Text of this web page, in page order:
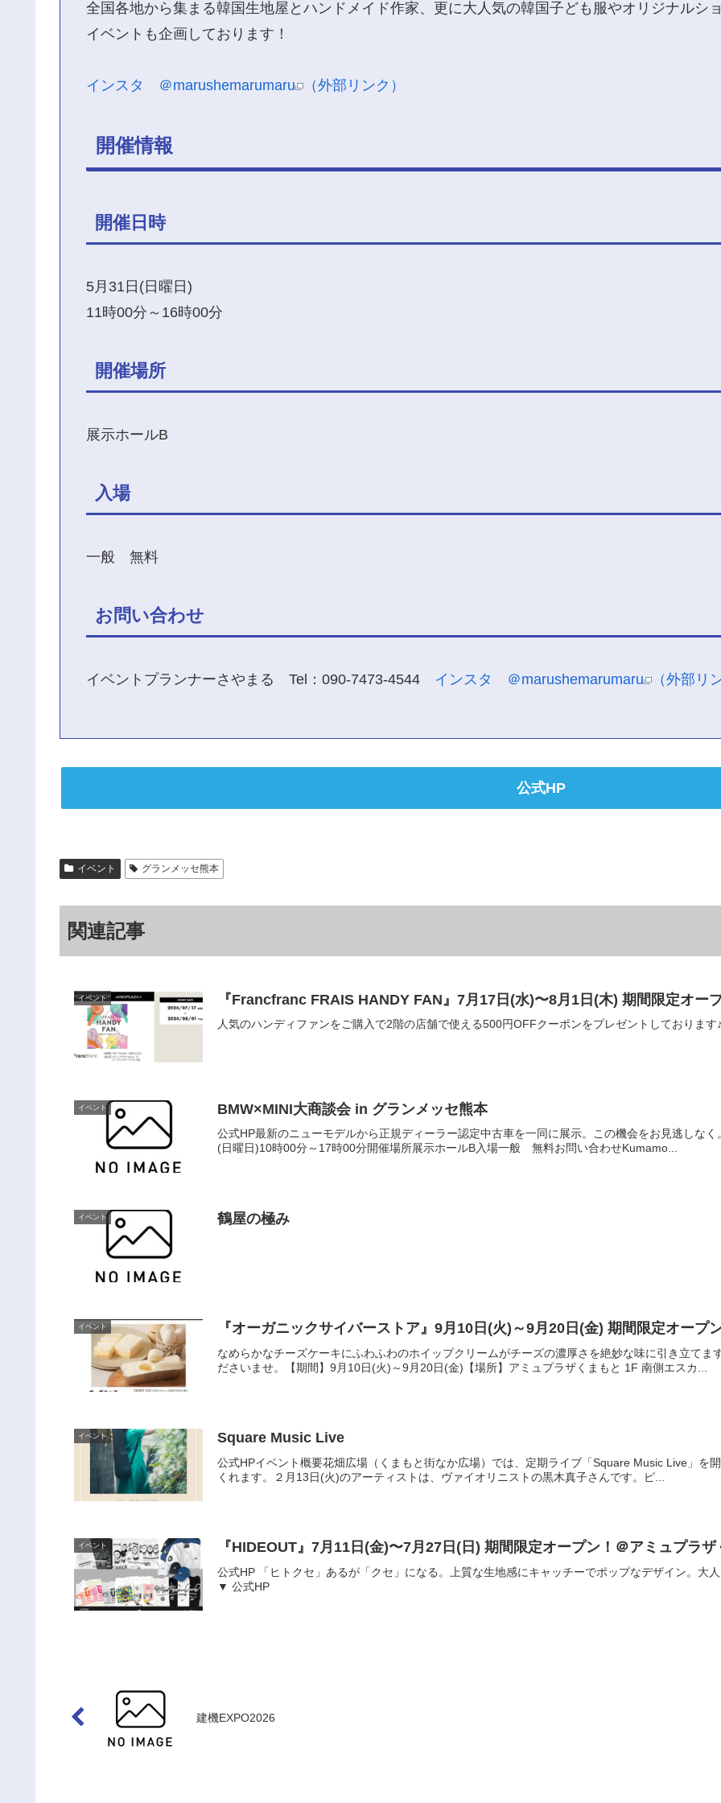
全国各地から集まる韓国生地屋とハンドメイド作家、更に大人気の韓国子ども服やオリジナルシ
イベントも企画しております！
インスタ ＠marushemarumaru （外部リンク）
開催情報
開催日時
5月31日(日曜日)
11時00分～16時00分
開催場所
展示ホールB
入場
一般 無料
お問い合わせ
イベントプランナーさやまる Tel：090-7473-4544 インスタ ＠marushemarumaru （外部リ
公式HP
イベント グランメッセ熊本
関連記事
イベント 『Francfranc FRAIS HANDY FAN』7月17日(水)〜8月1日(木) 期間限定オー
人気のハンディファンをご購入で2階の店舗で使える500円OFFクーポンをプレゼントしております
イベント BMW×MINI大商談会 in グランメッセ熊本
公式HP最新のニューモデルから正規ディーラー認定中古車を一同に展示。この機会をお見逃しな
(日曜日)10時00分～17時00分開催場所展示ホールB入場一般 無料お問い合わせKumamo...
イベント 鶴屋の極み
イベント 『オーガニックサイバーストア』9月
なめらかなチーズケーキにふわふわのホイップクリームがチーズの濃厚さを絶妙な味に引き立て
ださいませ。【期間】9月10日(火)～9月20日(金)【場所】アミュプラザくまもと 1F 南側エスカ...
イベント Square Music Live
公式HPイベント概要花畑広場（くまもと街なか広場）では、定期ライブ「Square Music Live」を
くれます。２月13日(火)のアーティストは、ヴァイオリニストの黒木真子さんです。ピ...
イベント 『HIDEOUT』7月11日(金)〜7月27日(日) 期間限定オープン！＠アミュプラ
公式HP 「ヒトクセ」あるが「クセ」になる。上質な生地感にキャッチーでポップなデザイン。大
▼ 公式HP
建機EXPO2026